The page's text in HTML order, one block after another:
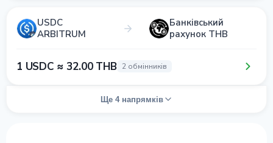
USDC
ARBITRUM
Банківський
рахунок THB
1 USDC ≈ 32.00 THB 2 обмінників
Ще 4 напрямків